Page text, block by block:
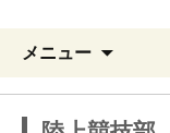
メニュー